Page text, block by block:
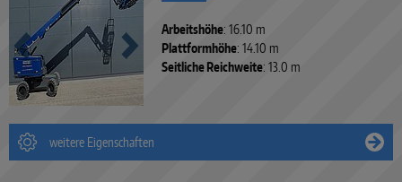
Arbeitshöhe: 16.10 m
Plattformhöhe: 14.10 m
Seitliche Reichweite: 13.0 m
weitere Eigenschaften